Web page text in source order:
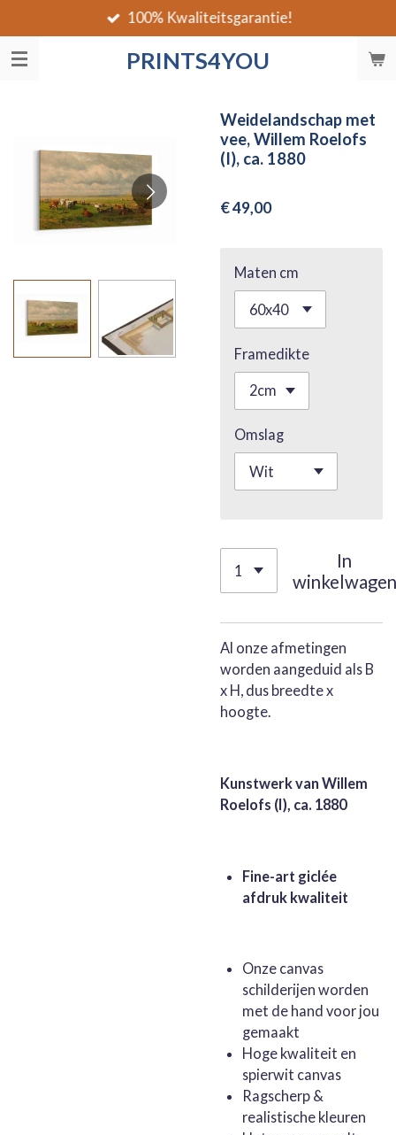
direct
naar
PRINTS4YOU
100% Kwaliteitsgarantie!
Weidelandschap met
vee, Willem Roelofs
(I), ca. 1880
€ 49,00
Maten cm
Framedikte
Omslag
In
winkelwagen
Al onze afmetingen
worden aangeduid als B
x H, dus breedte x
hoogte.
Kunstwerk van Willem
Roelofs (I), ca. 1880
Fine-art giclée
afdruk kwaliteit
Onze canvas
schilderijen worden
met de hand voor jou
gemaakt
Hoge kwaliteit en
spierwit canvas
Ragscherp &
realistische kleuren